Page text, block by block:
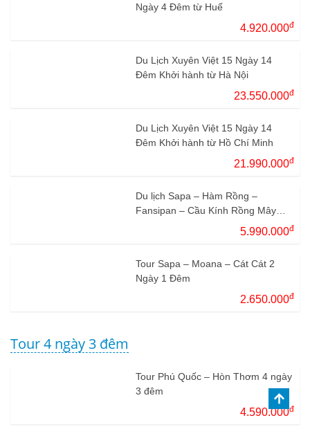
Ngày 4 Đêm từ Huế
4.920.000đ
Du Lịch Xuyên Việt 15 Ngày 14
Đêm Khởi hành từ Hà Nội
23.550.000đ
Du Lịch Xuyên Việt 15 Ngày 14
Đêm Khởi hành từ Hồ Chí Minh
21.990.000đ
Du lịch Sapa – Hàm Rồng –
Fansipan – Cầu Kính Rồng Mây
5.990.000đ
Tour Sapa – Moana – Cát Cát 2
Ngày 1 Đêm
2.650.000đ
Tour 4 ngày 3 đêm
Tour Phú Quốc – Hòn Thơm 4 ngày
3 đêm
4.590.000đ